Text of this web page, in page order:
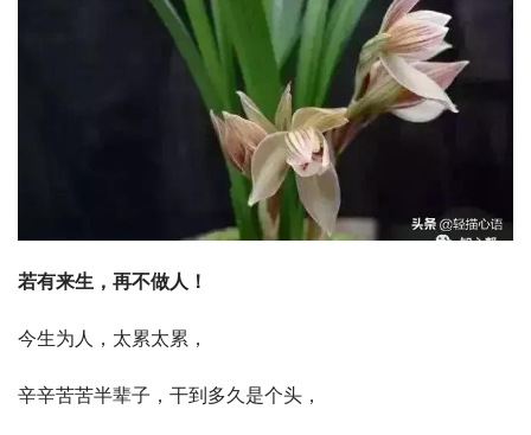
若有来生，再不做人！
今生为人，太累太累，
辛辛苦苦半辈子，干到多久是个头，